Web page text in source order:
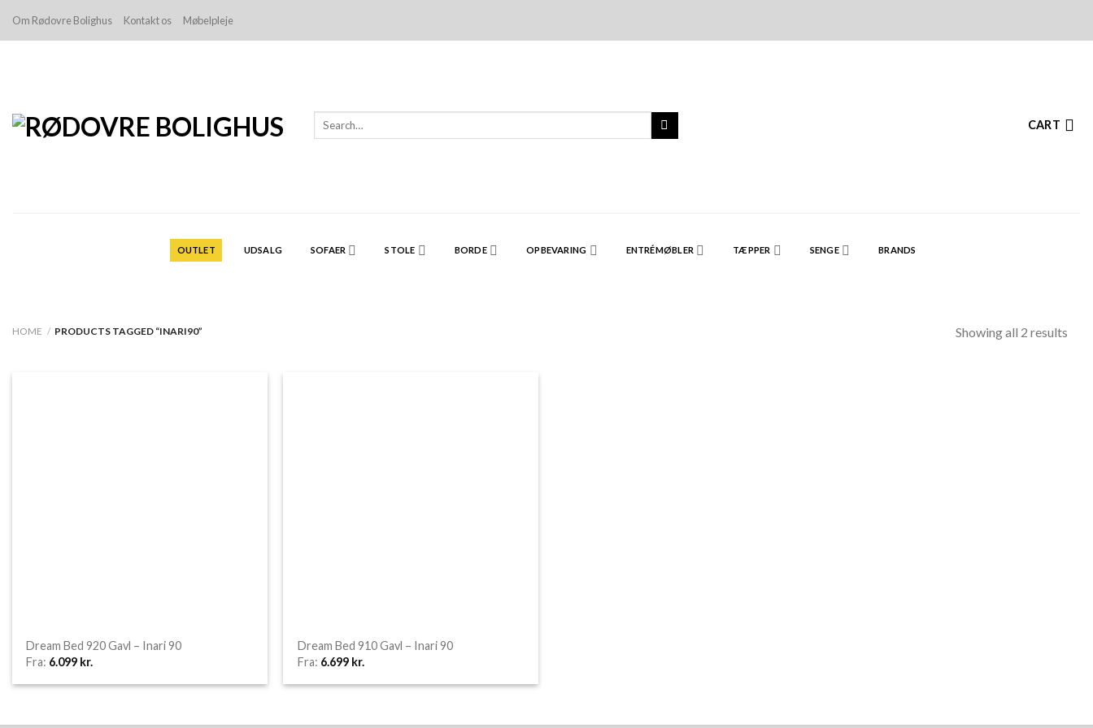
Om Rødovre Bolighus Kontakt os Møbelpleje
Search
CART
OUTLET UDSALG SOFAER STOLE BORDE OPBEVARING ENTRÉMØBLER TÆPPER SENGE BRANDS
HOME / PRODUCTS TAGGED “INARI90” Showing all 2 results
Dream Bed 920 Gavl – Inari 90
Fra: 6.099 kr.
Dream Bed 910 Gavl – Inari 90
Fra: 6.699 kr.